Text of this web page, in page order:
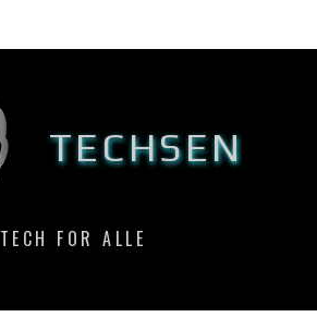
TECHSEN
TECH FOR ALLE